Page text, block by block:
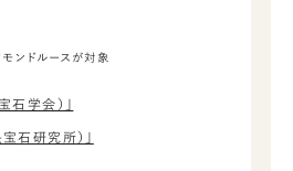
ンドルースが対象
石学会）」
石研究所）」